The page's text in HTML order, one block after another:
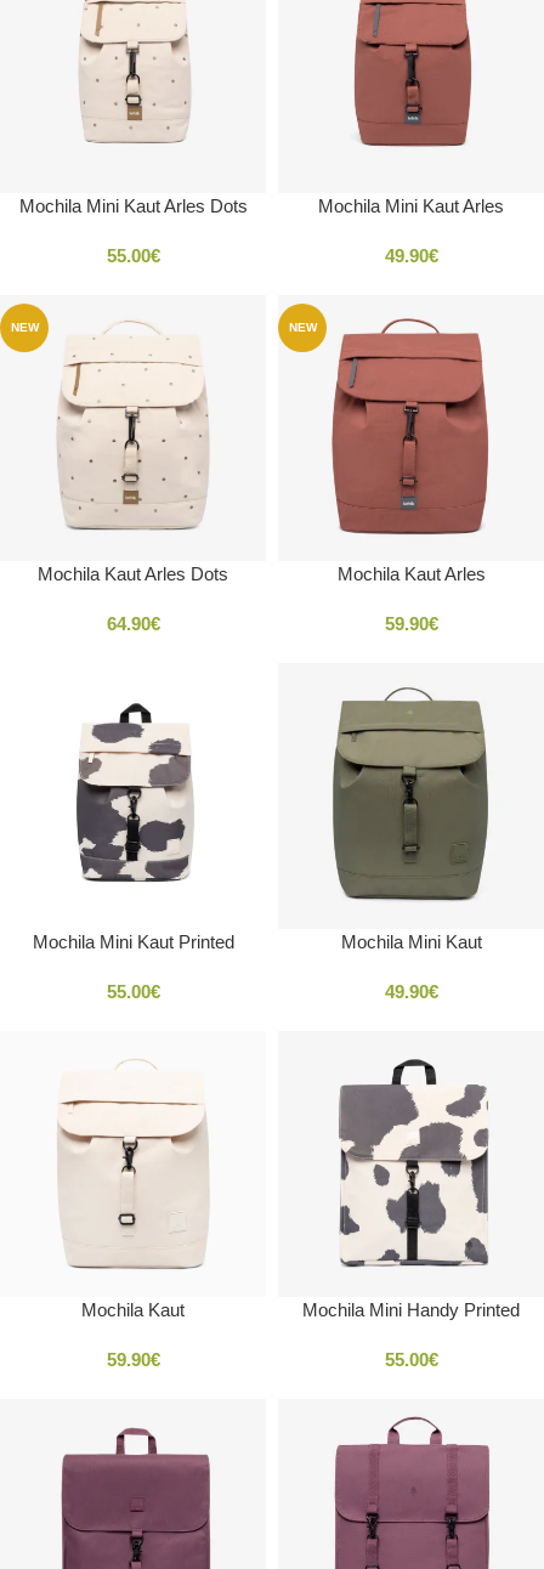
Mochila Mini Kaut Arles Dots
55.00€
Mochila Mini Kaut Arles
49.90€
NEW
Mochila Kaut Arles Dots
64.90€
NEW
Mochila Kaut Arles
59.90€
Mochila Mini Kaut Printed
55.00€
Mochila Mini Kaut
49.90€
Mochila Kaut
59.90€
Mochila Mini Handy Printed
55.00€